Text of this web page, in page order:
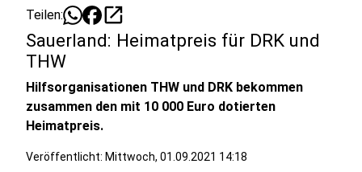
Teilen: open_in_new
Sauerland: Heimatpreis für DRK und
THW
Hilfsorganisationen THW und DRK bekommen
zusammen den mit 10 000 Euro dotierten
Heimatpreis.
Veröffentlicht: Mittwoch, 01.09.2021 14:18